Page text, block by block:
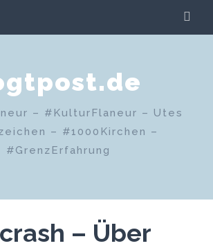
– #KulturFlaneur – Utes
– #1000Kirchen –
#GrenzErfahrung
– Über